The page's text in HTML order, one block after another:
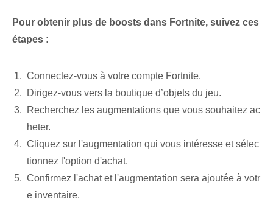
Pour obtenir plus de boosts dans Fortnite, suivez ces
étapes :
Connectez-vous à votre compte Fortnite.
Dirigez-vous vers la boutique d’objets du jeu.
Recherchez les augmentations que vous souhaitez ac
heter.
Cliquez sur l'augmentation qui vous intéresse et sélec
tionnez l'option d'achat.
Confirmez l'achat et l'augmentation sera ajoutée à votr
e inventaire.